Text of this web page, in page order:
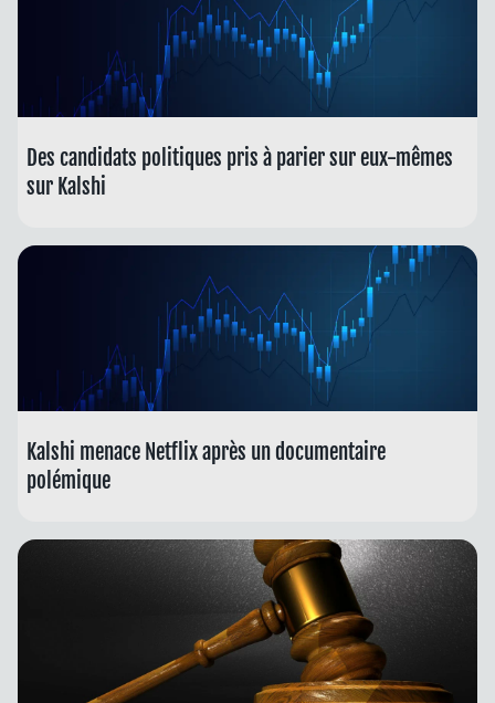
Des candidats politiques pris à parier sur eux-mêmes
sur Kalshi
Kalshi menace Netflix après un documentaire
polémique